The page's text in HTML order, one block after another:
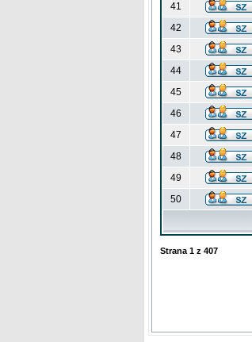
41
42
43
44
45
46
47
48
49
50
Strana 1 z 407